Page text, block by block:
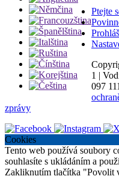
Ptejte
1 |
097 111
zprávy
Cookies
Tento web používá soubory
souhlasíte s ukládáním a
Zakliknutím tlačítka "Povolit